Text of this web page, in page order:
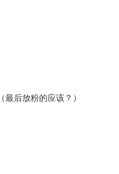
后放粉的应该？）